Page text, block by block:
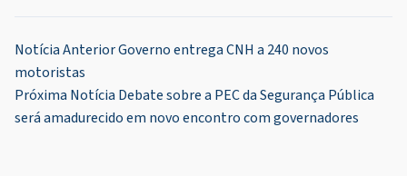
Navegação
de
Post
Notícia AnteriorGoverno entrega CNH a 240 novos
motoristas
Próxima Notícia Debate sobre a PEC da Segurança Pública
será amadurecido em novo encontro com governadores